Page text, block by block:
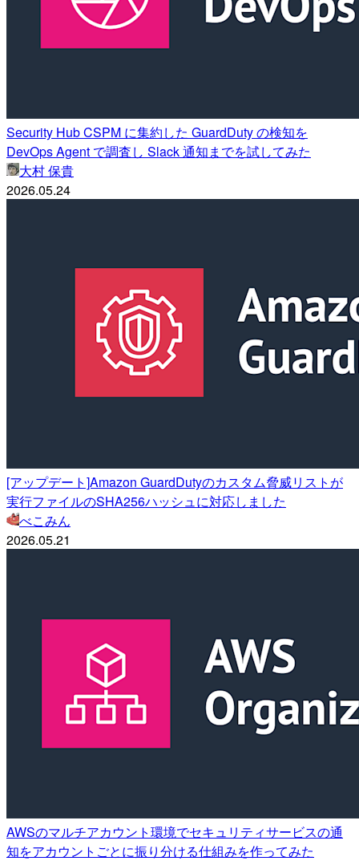
Security Hub CSPM に集約した GuardDuty の検知を
DevOps Agent で調査し Slack 通知までを試してみた
大村 保貴
2026.05.24
[アップデート]Amazon GuardDutyのカスタム脅威リストが
実行ファイルのSHA256ハッシュに対応しました
べこみん
2026.05.21
AWSのマルチアカウント環境でセキュリティサービスの通
知をアカウントごとに振り分ける仕組みを作ってみた